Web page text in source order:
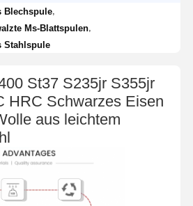
Blechspule
Ms-Blattspulen
Stahlspule
St37 S235jr S355jr
HRC Schwarzes Eisen
aus leichtem